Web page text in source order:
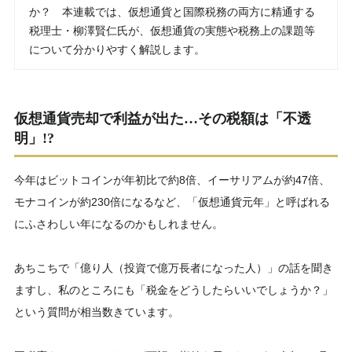
か？ 本連載では、仮想通貨と国際税務の両方に精通する
税理士・柳澤賢仁氏が、仮想通貨の実態や税務上の課題等
について分かりやすく解説します。
仮想通貨売却で利益が出た…その税額は「不透
明」!?
今年はビットコインが年初比で約8倍、イーサリアムが約47倍、
モナコインが約230倍になるなど、「仮想通貨元年」と呼ばれる
にふさわしい年になるのかもしれません。
あちこちで「億り人（投資で億万長者になった人）」の話を聞き
ますし、私のところにも「税金をどうしたらいいでしょうか？」
という質問が相当数きています。